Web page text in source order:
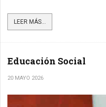
LEER MÁS...
Educación Social
20 MAYO 2026